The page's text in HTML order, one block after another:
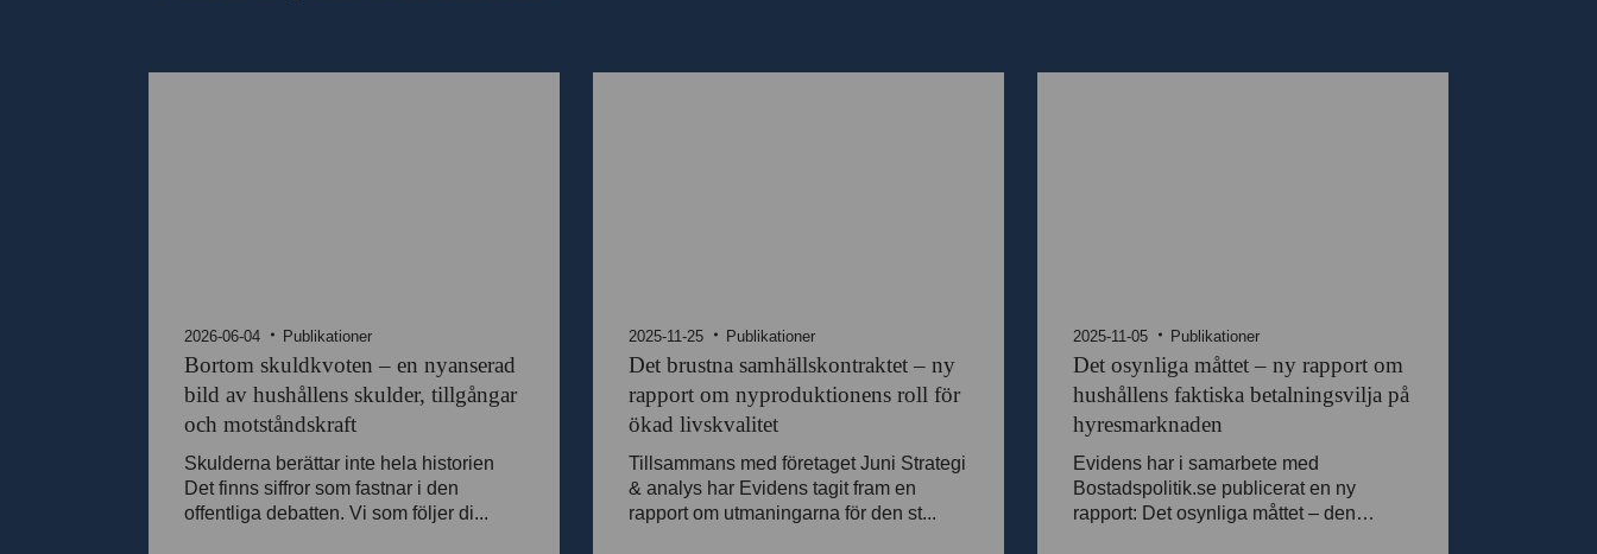
2026-06-04 Publikationer
Bortom skuldkvoten – en nyanserad
bild av hushållens skulder, tillgångar
och motståndskraft
Skulderna berättar inte hela historien
Det finns siffror som fastnar i den
offentliga debatten. Vi som följer di...
2025-11-25 Publikationer
Det brustna samhällskontraktet – ny
rapport om nyproduktionens roll för
ökad livskvalitet
Tillsammans med företaget Juni Strategi
& analys har Evidens tagit fram en
rapport om utmaningarna för den st...
2025-11-05 Publikationer
Det osynliga måttet – ny rapport om
hushållens faktiska betalningsvilja på
hyresmarknaden
Evidens har i samarbete med
Bostadspolitik.se publicerat en ny
rapport: Det osynliga måttet – den